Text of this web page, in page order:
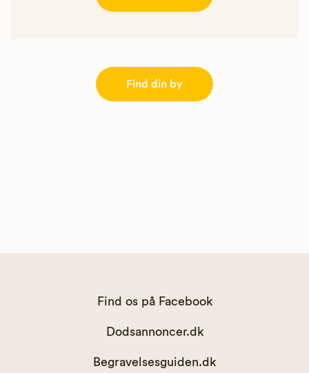
Find din by
Find os på Facebook
Dodsannoncer.dk
Begravelsesguiden.dk